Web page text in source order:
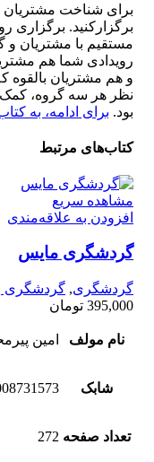
برای شناخت مشتریان
برگزارکنید. برگزاری
مستقیم با مشتریان و
رویدادی شما هم
و هم مشتریان
نظر هر سه گروه، کمک
بود. برای ادامه، به
کتاب‌های مرتبط
مشاهده سریع
افزودن به علاقه‌مندی
گردشگری مایس
گردشگری, گردشگری
395,000 تومان
نام مولف امین
شابک
تعداد صفحه 272